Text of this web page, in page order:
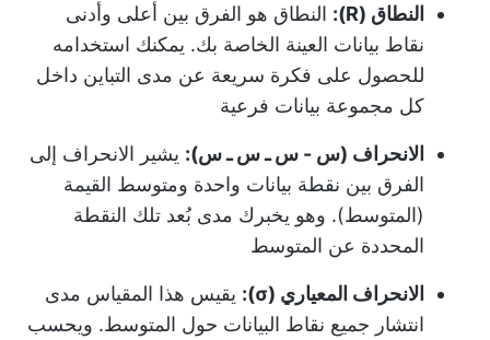
النطاق (R):
النطاق هو الفرق بين أعلى وأدنى
نقاط بيانات العينة الخاصة بك. يمكنك استخدامه
للحصول على فكرة سريعة عن مدى التباين داخل
كل مجموعة بيانات فرعية
الانحراف (س - س ـ س ـ س): يشير الانحراف إلى
الفرق بين نقطة بيانات واحدة ومتوسط القيمة
(المتوسط). وهو يخبرك مدى بُعد تلك النقطة
المحددة عن المتوسط
الانحراف المعياري (σ):
يقيس هذا المقياس مدى
انتشار جميع نقاط البيانات حول المتوسط. ويحسب